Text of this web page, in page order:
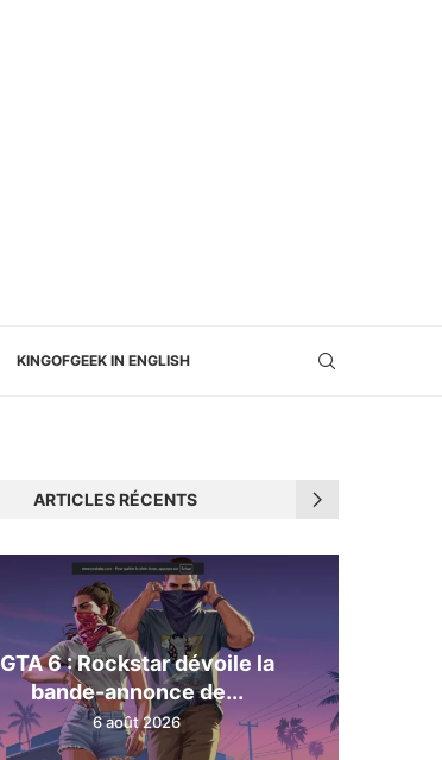
KINGOFGEEK IN ENGLISH
ARTICLES RÉCENTS
GTA 6 : Rockstar dévoile la
bande-annonce de...
6 août 2026